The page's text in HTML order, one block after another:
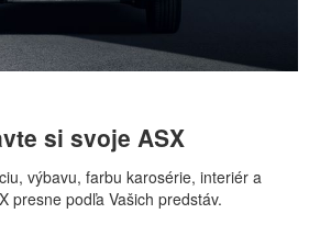
si svoje ASX
výbavu, farbu karosérie, interiér a
presne podľa Vašich predstáv.